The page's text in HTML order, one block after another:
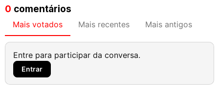
0 comentários
Mais votados Mais recentes Mais antigos
Entre para participar da conversa.
Entrar